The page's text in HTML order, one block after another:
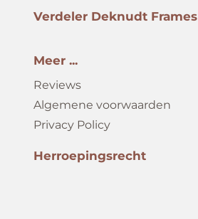
Verdeler Deknudt Frames
Meer ...
Reviews
Algemene voorwaarden
Privacy Policy
Herroepingsrecht